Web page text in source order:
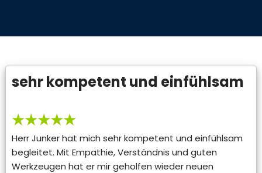
sehr kompetent und einfühlsam
★★★★★
Herr Junker hat mich sehr kompetent und einfühlsam
begleitet. Mit Empathie, Verständnis und guten
Werkzeugen hat er mir geholfen wieder neuen